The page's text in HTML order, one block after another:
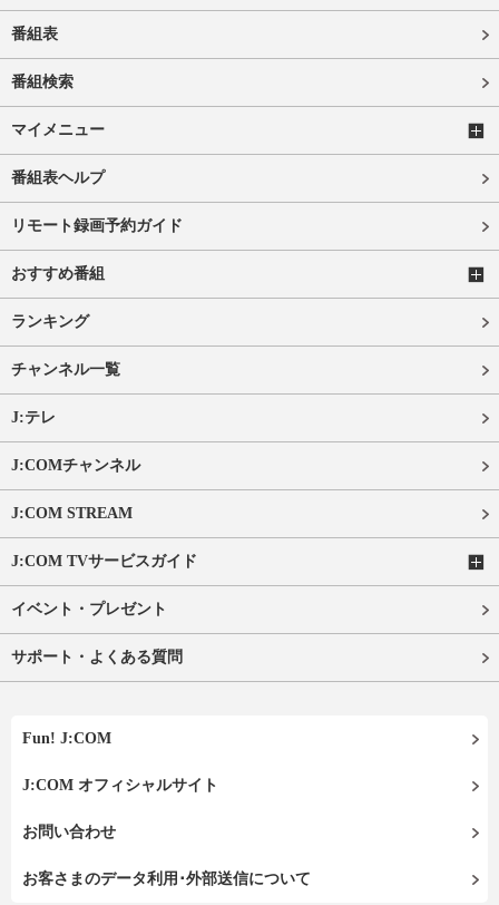
番組表
番組検索
マイメニュー
番組表ヘルプ
リモート録画予約ガイド
おすすめ番組
ランキング
チャンネル一覧
J:テレ
J:COMチャンネル
J:COM STREAM
J:COM TVサービスガイド
イベント・プレゼント
サポート・よくある質問
Fun! J:COM
J:COM オフィシャルサイト
お問い合わせ
お客さまのデータ利用･外部送信について